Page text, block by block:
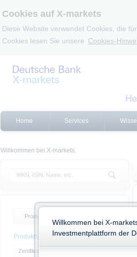
Cookies auf X-markets
Diese Website verwendet Cookies, die
Cookies lesen Sie unsere Cookies-
Home Services
Willkommen bei X-markets.
Produktliste
Produkttyp
Zertifikate
Willkommen bei X-
Investmentplattform der